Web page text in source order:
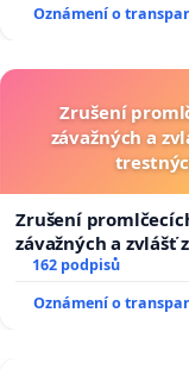
Oznámení o
Zrušení
závažných a
Zrušení
závažných a zvlášť
trestných činů
162 podpisů
Oznámení o